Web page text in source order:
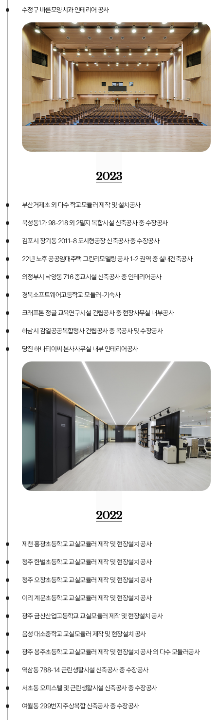
수정구 바른모양치과 인테리어 공사
2023
부산거제초 외 다수 학교모듈러 제작 및 설치공사
북성동1가 98-218 외 2필지 복합시설 신축공사 중 수장공사
김포시 장기동 2011-8 도시형공장 신축공사 중 수장공사
22년 노후 공공임대주택 그린리모델링 공사 1-2 권역 중 실내건축공사
의정부시 낙양동 716 종교시설 신축공사 중 인테리어공사
경북소프트웨어고등학교 모듈러-기숙사
크래프톤 정글 교육연구시설 건립공사 중 현장사무실 내부공사
하남시 감일공공복합청사 건립공사 중 목공사 및 수장공사
당진 하나티이씨 본사사무실 내부 인테리어공사
2022
제천 홍광초등학교 교실모듈러 제작 및 현장설치 공사
청주 한벌초등학교 교실모듈러 제작 및 현장설치 공사
청주 오창초등학교 교실모듈러 제작 및 현장설치 공사
이리 계문초등학교 교실모듈러 제작 및 현장설치 공사
광주 금산산업고등학교 교실모듈러 제작 및 현장설치 공사
음성 대소중학교 교실모듈러 제작 및 현장설치 공사
광주 봉주초등학교 교실모듈러 제작 및 현장설치 공사 외 다수 모듈러공사
역삼동 788-14 근린생활시설 신축공사 중 수장공사
서초동 오피스텔 및 근린생활시설 신축공사 중 수장공사
여월동 299번지 주상복합 신축공사 중 수장공사